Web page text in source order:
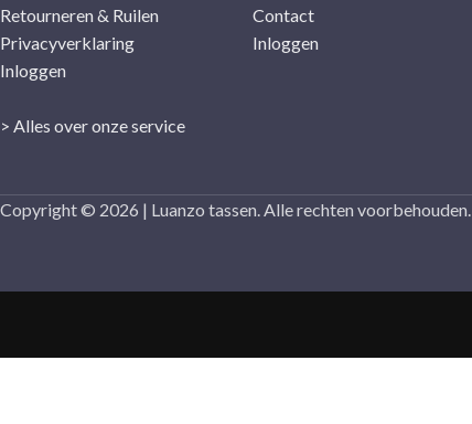
Retourneren & Ruilen
Privacyverklaring
Inloggen
> Alles over onze service
Contact
Inloggen
Copyright © 2026 | Luanzo tassen. Alle rechten voorbehouden.